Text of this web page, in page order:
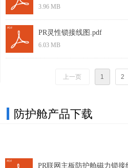
3.96 MB
PR灵性锁接线图.pdf
6.03 MB
上一页 1 2
防护舱产品下载
PR联网主板防护舱磁力锁接